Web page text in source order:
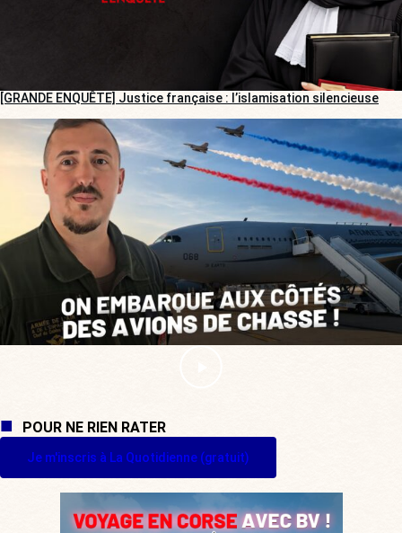
[GRANDE ENQUÊTE] Justice française : l’islamisation silencieuse
POUR NE RIEN RATER
Je m'inscris à La Quotidienne (gratuit)